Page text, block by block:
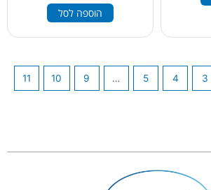
הוספה לסל
3
4
5
…
9
10
11